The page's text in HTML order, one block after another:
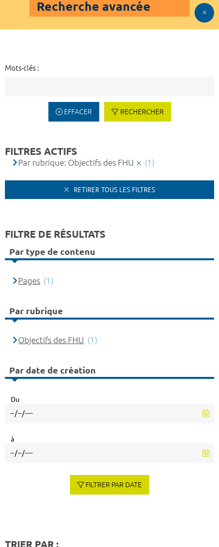
Recherche avancée
Mots-clés :
EFFACER RECHERCHER
FILTRES ACTIFS
Par rubrique: Objectifs des FHU (1)
RETIRER TOUS LES FILTRES
FILTRE DE RÉSULTATS
Par type de contenu
Pages (1)
Par rubrique
Objectifs des FHU (1)
Par date de création
Du
à
FILTRER PAR DATE
TRIER PAR :